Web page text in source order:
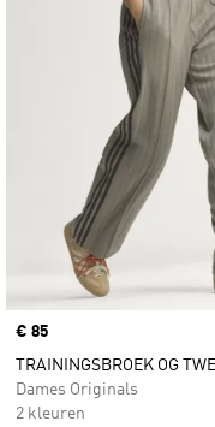
Price
€ 85
TRAININGSBROEK OG
Dames Originals
2 kleuren